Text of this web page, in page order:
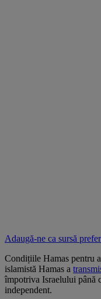
Adaugă-ne ca sursă
Condițiile Hamas pentru
islamistă Hamas a
împotriva Israelului până
independent.